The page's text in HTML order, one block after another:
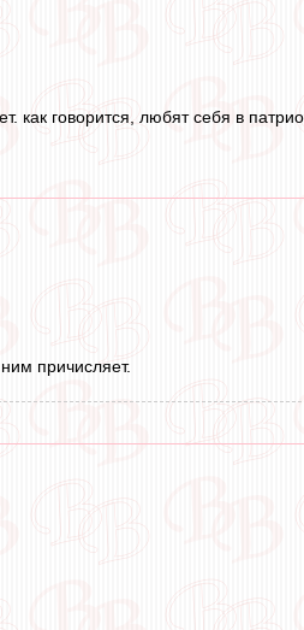
как говорится, любят себя в
причисляет.